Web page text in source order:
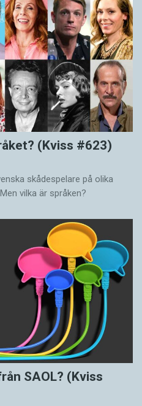
(Kviss #623)
skådespelare på olika
vilka är språken?
SAOL? (Kviss